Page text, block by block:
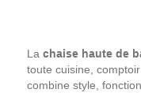
La chaise haute de
toute cuisine,
combine style,